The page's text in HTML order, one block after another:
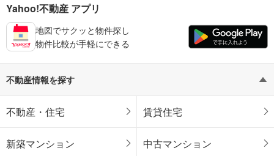
Yahoo!不動産 アプリ
地図でサクッと物件探し
物件比較が手軽にできる
不動産情報を探す
不動産・住宅 賃貸住宅
新築マンション 中古マンション